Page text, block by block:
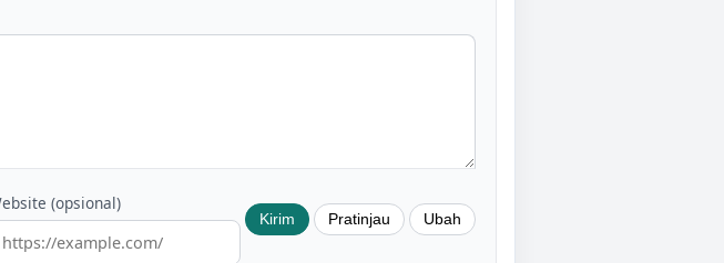
(opsional)